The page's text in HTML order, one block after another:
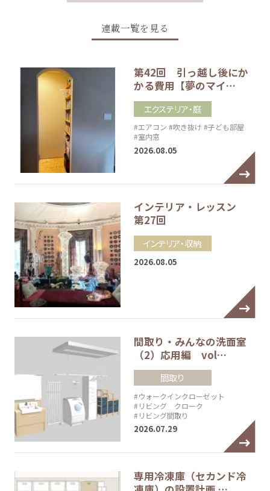
連載一覧を見る
第42回 引っ越し後にか
かる費用【夢のマイ…
エクステリア・庭
#エアコン #吹き抜け #子ども部屋
#室内窓
2026.08.05
インテリア・レッスン
第27回
インテリア・収納
2026.08.05
間取り・みんなの洗面室
（2）応用編 vol…
間取り
#ウォークインクローゼット
#リビング クローク
#リビング間取り
2026.07.29
専用冷凍庫（セカンド冷